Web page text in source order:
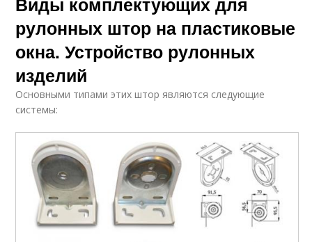
рулонных штор на пластиковые
окна. Устройство рулонных
изделий
Основными типами этих штор являются следующие
системы: